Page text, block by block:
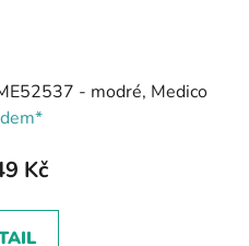
- modré, Medico
Kč